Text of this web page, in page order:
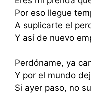
Por eso llegue
A suplicarte el
Y así de nuevo
Perdóname, ya
Y por el mundo
Si ayer paso, no